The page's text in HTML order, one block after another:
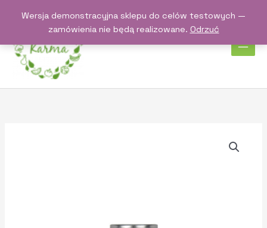
Wersja demonstracyjna sklepu do celów testowych —
zamówienia nie będą realizowane. Odrzuć